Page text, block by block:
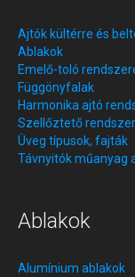
Ajtók kültérre és
Ablakok
Emelő-toló
Függönyfalak
Harmonika ajtó
Szellőztető
Üveg típusok, fajták
Távnyitók műanyag
Ablakok
Alumínium ablakok